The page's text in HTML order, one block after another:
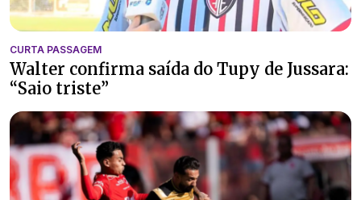
CURTA PASSAGEM
Walter confirma saída do Tupy de Jussara:
“Saio triste”